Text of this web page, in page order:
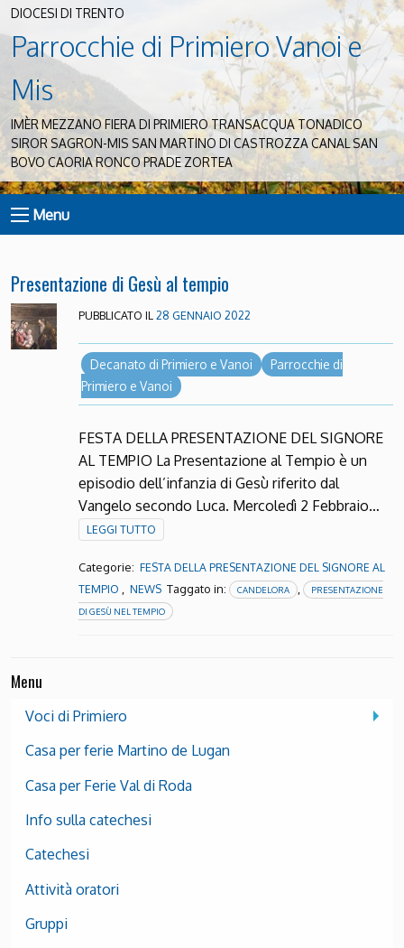
DIOCESI DI TRENTO
Parrocchie di Primiero Vanoi e
Mis
IMÈR MEZZANO FIERA DI PRIMIERO TRANSACQUA TONADICO
SIROR SAGRON-MIS SAN MARTINO DI CASTROZZA CANAL SAN
BOVO CAORIA RONCO PRADE ZORTEA
Menu
Presentazione di Gesù al tempio
PUBBLICATO IL 28 GENNAIO 2022
Decanato di Primiero e Vanoi
Parrocchie di
Primiero e Vanoi
FESTA DELLA PRESENTAZIONE DEL SIGNORE
AL TEMPIO La Presentazione al Tempio è un
episodio dell’infanzia di Gesù riferito dal
Vangelo secondo Luca. Mercoledì 2 Febbraio…
LEGGI TUTTO
Categorie: FESTA DELLA PRESENTAZIONE DEL SIGNORE AL
TEMPIO , NEWS Taggato in: CANDELORA ,
PRESENTAZIONE
DI GESÙ NEL TEMPIO
Menu
Voci di Primiero
Casa per ferie Martino de Lugan
Casa per Ferie Val di Roda
Info sulla catechesi
Catechesi
Attività oratori
Gruppi